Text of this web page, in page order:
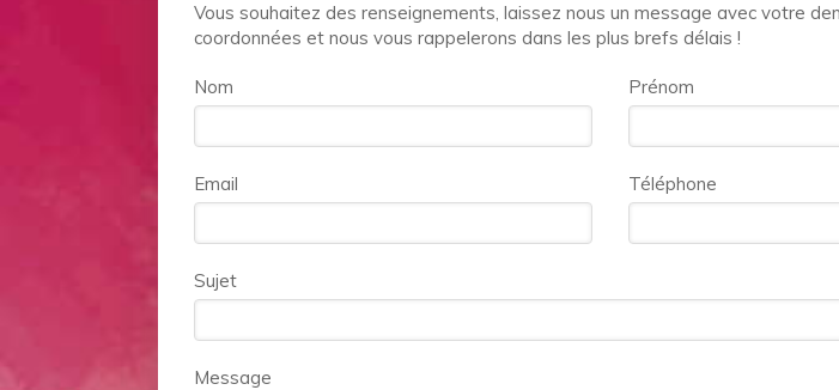
Vous souhaitez des renseignements, laissez nous un message avec votre
coordonnées et nous vous rappelerons dans les plus brefs délais !
Nom Prénom
Email Téléphone
Sujet
Message